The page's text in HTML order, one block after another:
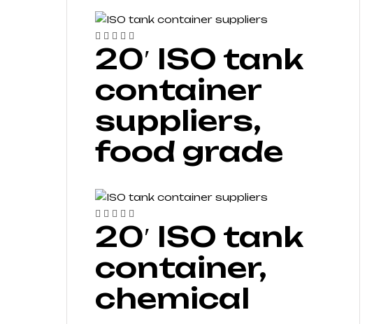
20′ ISO tank
container
suppliers,
food grade
20′ ISO tank
container,
chemical